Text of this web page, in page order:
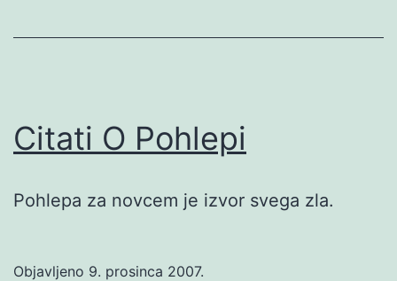
Citati O Pohlepi
Pohlepa za novcem je izvor svega zla.
Objavljeno 9. prosinca 2007.